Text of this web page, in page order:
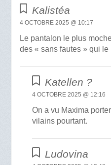
Kalistéa
4 OCTOBRE 2025 @ 10:17
Le pantalon le plus
des « sans fautes » qui le
Katellen ?
4 OCTOBRE 2025 @ 12:16
On a vu Maxima
vilains pourtant.
Ludovina